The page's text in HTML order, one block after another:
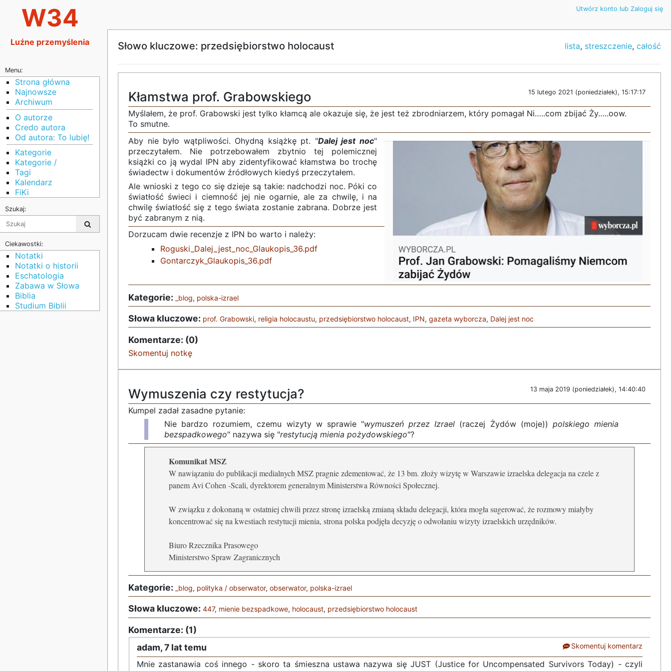
W34
Luźne przemyślenia
Menu:
Strona główna
Najnowsze
Archiwum
O autorze
Credo autora
Od autora: To lubię!
Kategorie
Kategorie /
Tagi
Kalendarz
FiKi
Szukaj:
Ciekawostki:
Notatki
Notatki o historii
Eschatologia
Zabawa w Słowa
Biblia
Studium Biblii
Utwórz konto lub Zaloguj się
Słowo kluczowe: przedsiębiorstwo holocaust lista, streszczenie, całość
15 lutego 2021 (poniedziałek), 15:17:17
Kłamstwa prof. Grabowskiego
Myślałem, że prof. Grabowski jest tylko kłamcą ale okazuje się, że jest też zbrodniarzem, który pomagał Ni…..com zbijać Ży…..oow.
To smutne.
Aby nie było wątpliwości. Ohydną książkę pt. "Dalej jest noc"
przeczytałem. Nie potrzebowałem zbytnio tej polemicznej
książki co ją wydal IPN aby zidentyfikować kłamstwa bo trochę
świadectw i dokumentów źródłowych kiedyś przeczytałem.
Ale wnioski z tego co się dzieje są takie: nadchodzi noc. Póki co
światłość świeci i ciemność jej nie ogarnie, ale za chwilę, i na
chwilę światłość się z tego świata zostanie zabrana. Dobrze jest
być zabranym z nią.
Dorzucam dwie recenzje z IPN bo warto i należy:
Roguski_Dalej_jest_noc_Glaukopis_36.pdf
Gontarczyk_Glaukopis_36.pdf
Kategorie: _blog, polska-izrael
Słowa kluczowe: prof. Grabowski, religia holocaustu, przedsiębiorstwo holocaust, IPN, gazeta wyborcza, Dalej jest noc
Komentarze: (0)
Skomentuj notkę
13 maja 2019 (poniedziałek), 14:40:40
Wymuszenia czy restytucja?
Kumpel zadał zasadne pytanie:
Nie bardzo rozumiem, czemu wizyty w sprawie "wymuszeń przez Izrael (raczej Żydów (moje)) polskiego mienia
bezspadkowego" nazywa się "restytucją mienia pożydowskiego"?
Komunikat MSZ
W nawiązaniu do publikacji medialnych MSZ pragnie zdementować, że 13 bm. złoży wizytę w Warszawie izraelska delegacja na czele z
panem Avi Cohen -Scali, dyrektorem generalnym Ministerstwa Równości Społecznej.
W związku z dokonaną w ostatniej chwili przez stronę izraelską zmianą składu delegacji, która mogła sugerować, że rozmowy miałyby
koncentrować się na kwestiach restytucji mienia, strona polska podjęła decyzję o odwołaniu wizyty izraelskich urzędników.
Biuro Rzecznika Prasowego
Ministerstwo Spraw Zagranicznych
Kategorie: _blog, polityka / obserwator, obserwator, polska-izrael
Słowa kluczowe: 447, mienie bezspadkowe, holocaust, przedsiębiorstwo holocaust
Komentarze: (1)
adam,7 lat temu Skomentuj komentarz
Mnie zastanawia coś innego - skoro ta śmieszna ustawa nazywa się JUST (Justice for Uncompensated Survivors Today) - czyli